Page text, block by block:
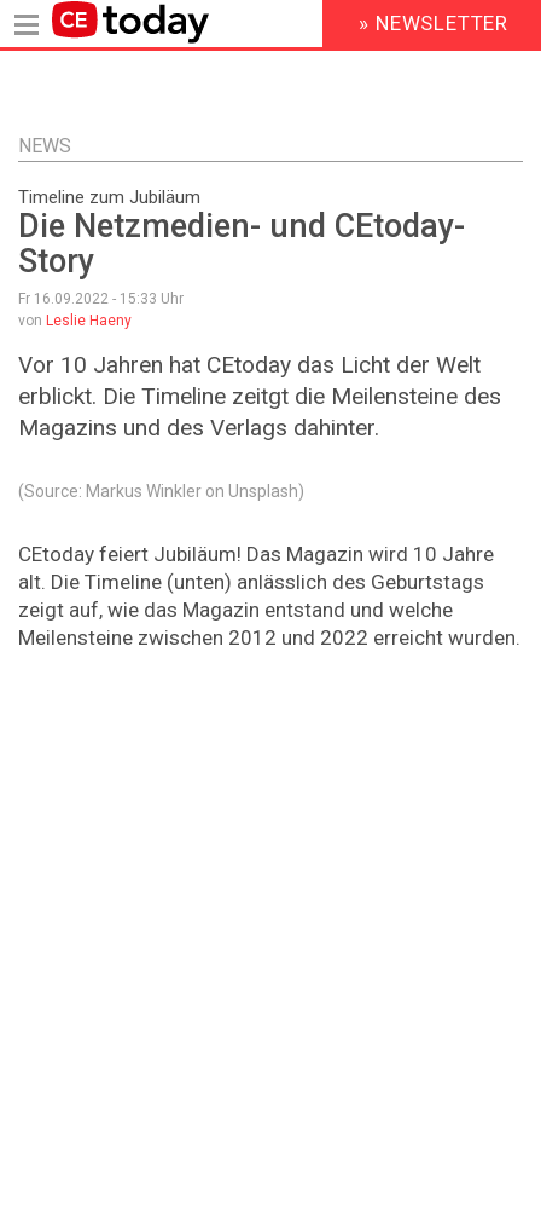
Inhalt
HEADER
MENU
» NEWSLETTER
NEWS
Timeline zum Jubiläum
Die Netzmedien- und CEtoday-
Story
Fr 16.09.2022 - 15:33 Uhr
von Leslie Haeny
Vor 10 Jahren hat CEtoday das Licht der Welt
erblickt. Die Timeline zeitgt die Meilensteine des
Magazins und des Verlags dahinter.
(Source: Markus Winkler on Unsplash)
CEtoday feiert Jubiläum! Das Magazin wird 10 Jahre
alt. Die Timeline (unten) anlässlich des Geburtstags
zeigt auf, wie das Magazin entstand und welche
Meilensteine zwischen 2012 und 2022 erreicht wurden.